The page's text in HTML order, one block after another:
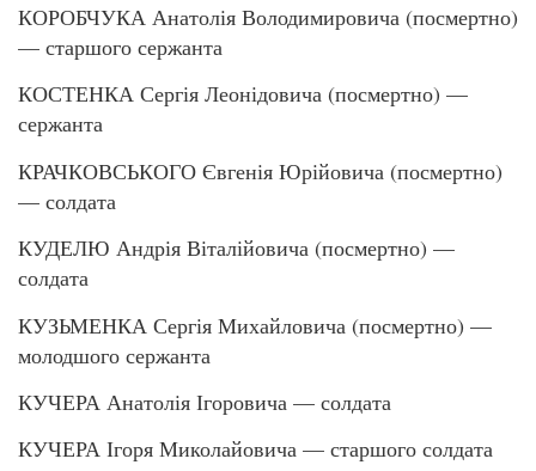
КОРОБЧУКА Анатолія Володимировича (посмертно)
— старшого сержанта
КОСТЕНКА Сергія Леонідовича (посмертно) —
сержанта
КРАЧКОВСЬКОГО Євгенія Юрійовича (посмертно)
— солдата
КУДЕЛЮ Андрія Віталійовича (посмертно) —
солдата
КУЗЬМЕНКА Сергія Михайловича (посмертно) —
молодшого сержанта
КУЧЕРА Анатолія Ігоровича — солдата
КУЧЕРА Ігоря Миколайовича — старшого солдата